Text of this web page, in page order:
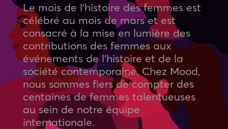
Le mois de l’histoire des femmes est
célébré au mois de mars et est
consacré à la mise en lumière des
contributions des femmes aux
événements de l’histoire et de la
société contemporaine. Chez Mood,
nous sommes fiers de compter des
centaines de femmes talentueuses
au sein de notre équipe
internationale.